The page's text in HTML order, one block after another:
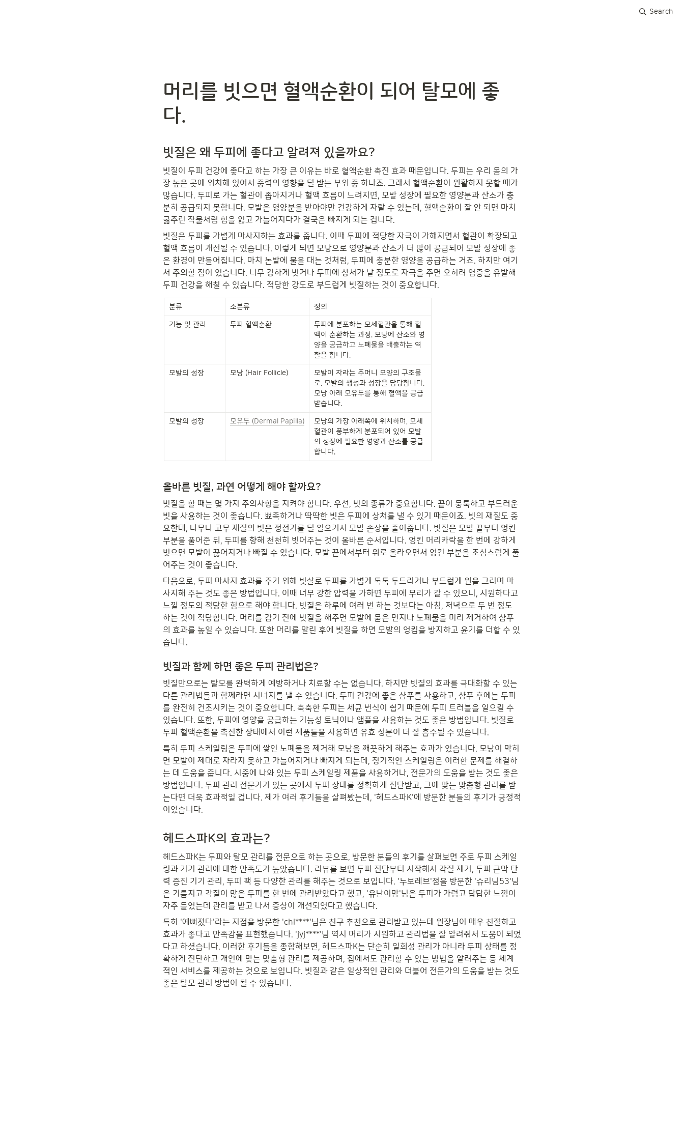
Search
머리를 빗으면 혈액순환이 되어 탈모에 좋
다.
빗질은 왜 두피에 좋다고 알려져 있을까요?
빗질이 두피 건강에 좋다고 하는 가장 큰 이유는 바로 혈액순환 촉진 효과 때문입니다. 두피는 우리 몸의 가
장 높은 곳에 위치해 있어서 중력의 영향을 덜 받는 부위 중 하나죠. 그래서 혈액순환이 원활하지 못할 때가
많습니다. 두피로 가는 혈관이 좁아지거나 혈액 흐름이 느려지면, 모발 성장에 필요한 영양분과 산소가 충
분히 공급되지 못합니다. 모발은 영양분을 받아야만 건강하게 자랄 수 있는데, 혈액순환이 잘 안 되면 마치
굶주린 작물처럼 힘을 잃고 가늘어지다가 결국은 빠지게 되는 겁니다.
빗질은 두피를 가볍게 마사지하는 효과를 줍니다. 이때 두피에 적당한 자극이 가해지면서 혈관이 확장되고
혈액 흐름이 개선될 수 있습니다. 이렇게 되면 모낭으로 영양분과 산소가 더 많이 공급되어 모발 성장에 좋
은 환경이 만들어집니다. 마치 논밭에 물을 대는 것처럼, 두피에 충분한 영양을 공급하는 거죠. 하지만 여기
서 주의할 점이 있습니다. 너무 강하게 빗거나 두피에 상처가 날 정도로 자극을 주면 오히려 염증을 유발해
두피 건강을 해칠 수 있습니다. 적당한 강도로 부드럽게 빗질하는 것이 중요합니다.
분류 소분류 정의
기능 및 관리 두피 혈액순환
두피에 분포하는 모세혈관을 통해 혈
액이 순환하는 과정. 모낭에 산소와 영
양을 공급하고 노폐물을 배출하는 역
할을 합니다.
모발의 성장 모낭 (Hair Follicle)
모발이 자라는 주머니 모양의 구조물
로, 모발의 생성과 성장을 담당합니다.
모낭 아래 모유두를 통해 혈액을 공급
받습니다.
모발의 성장 모유두 (Dermal Papilla)
모낭의 가장 아래쪽에 위치하며, 모세
혈관이 풍부하게 분포되어 있어 모발
의 성장에 필요한 영양과 산소를 공급
합니다.
올바른 빗질, 과연 어떻게 해야 할까요?
빗질을 할 때는 몇 가지 주의사항을 지켜야 합니다. 우선, 빗의 종류가 중요합니다. 끝이 뭉툭하고 부드러운
빗을 사용하는 것이 좋습니다. 뾰족하거나 딱딱한 빗은 두피에 상처를 낼 수 있기 때문이죠. 빗의 재질도 중
요한데, 나무나 고무 재질의 빗은 정전기를 덜 일으켜서 모발 손상을 줄여줍니다. 빗질은 모발 끝부터 엉킨
부분을 풀어준 뒤, 두피를 향해 천천히 빗어주는 것이 올바른 순서입니다. 엉킨 머리카락을 한 번에 강하게
빗으면 모발이 끊어지거나 빠질 수 있습니다. 모발 끝에서부터 위로 올라오면서 엉킨 부분을 조심스럽게 풀
어주는 것이 좋습니다.
다음으로, 두피 마사지 효과를 주기 위해 빗살로 두피를 가볍게 톡톡 두드리거나 부드럽게 원을 그리며 마
사지해 주는 것도 좋은 방법입니다. 이때 너무 강한 압력을 가하면 두피에 무리가 갈 수 있으니, 시원하다고
느낄 정도의 적당한 힘으로 해야 합니다. 빗질은 하루에 여러 번 하는 것보다는 아침, 저녁으로 두 번 정도
하는 것이 적당합니다. 머리를 감기 전에 빗질을 해주면 모발에 묻은 먼지나 노폐물을 미리 제거하여 샴푸
의 효과를 높일 수 있습니다. 또한 머리를 말린 후에 빗질을 하면 모발의 엉킴을 방지하고 윤기를 더할 수 있
습니다.
빗질과 함께 하면 좋은 두피 관리법은?
빗질만으로는 탈모를 완벽하게 예방하거나 치료할 수는 없습니다. 하지만 빗질의 효과를 극대화할 수 있는
다른 관리법들과 함께라면 시너지를 낼 수 있습니다. 두피 건강에 좋은 샴푸를 사용하고, 샴푸 후에는 두피
를 완전히 건조시키는 것이 중요합니다. 축축한 두피는 세균 번식이 쉽기 때문에 두피 트러블을 일으킬 수
있습니다. 또한, 두피에 영양을 공급하는 기능성 토닉이나 앰플을 사용하는 것도 좋은 방법입니다. 빗질로
두피 혈액순환을 촉진한 상태에서 이런 제품들을 사용하면 유효 성분이 더 잘 흡수될 수 있습니다.
특히 두피 스케일링은 두피에 쌓인 노폐물을 제거해 모낭을 깨끗하게 해주는 효과가 있습니다. 모낭이 막히
면 모발이 제대로 자라지 못하고 가늘어지거나 빠지게 되는데, 정기적인 스케일링은 이러한 문제를 해결하
는 데 도움을 줍니다. 시중에 나와 있는 두피 스케일링 제품을 사용하거나, 전문가의 도움을 받는 것도 좋은
방법입니다. 두피 관리 전문가가 있는 곳에서 두피 상태를 정확하게 진단받고, 그에 맞는 맞춤형 관리를 받
는다면 더욱 효과적일 겁니다. 제가 여러 후기들을 살펴봤는데, '헤드스파K'에 방문한 분들의 후기가 긍정적
이었습니다.
헤드스파K의 효과는?
헤드스파K는 두피와 탈모 관리를 전문으로 하는 곳으로, 방문한 분들의 후기를 살펴보면 주로 두피 스케일
링과 기기 관리에 대한 만족도가 높았습니다. 리뷰를 보면 두피 진단부터 시작해서 각질 제거, 두피 근막 탄
력 증진 기기 관리, 두피 팩 등 다양한 관리를 해주는 것으로 보입니다. '누보레브'점을 방문한 '슈리님53'님
은 기름지고 각질이 많은 두피를 한 번에 관리받았다고 했고, '유난이맘'님은 두피가 가렵고 답답한 느낌이
자주 들었는데 관리를 받고 나서 증상이 개선되었다고 했습니다.
특히 '예뻐졌다'라는 지점을 방문한 'chl****'님은 친구 추천으로 관리받고 있는데 원장님이 매우 친절하고
효과가 좋다고 만족감을 표현했습니다. 'jyj****'님 역시 머리가 시원하고 관리법을 잘 알려줘서 도움이 되었
다고 하셨습니다. 이러한 후기들을 종합해보면, 헤드스파K는 단순히 일회성 관리가 아니라 두피 상태를 정
확하게 진단하고 개인에 맞는 맞춤형 관리를 제공하며, 집에서도 관리할 수 있는 방법을 알려주는 등 체계
적인 서비스를 제공하는 것으로 보입니다. 빗질과 같은 일상적인 관리와 더불어 전문가의 도움을 받는 것도
좋은 탈모 관리 방법이 될 수 있습니다.